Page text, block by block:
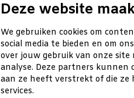
Deze website
We gebruiken cookies om
social media te bieden en om
over jouw gebruik van onze site
analyse. Deze partners kunnen
aan ze heeft verstrekt of die ze
services.